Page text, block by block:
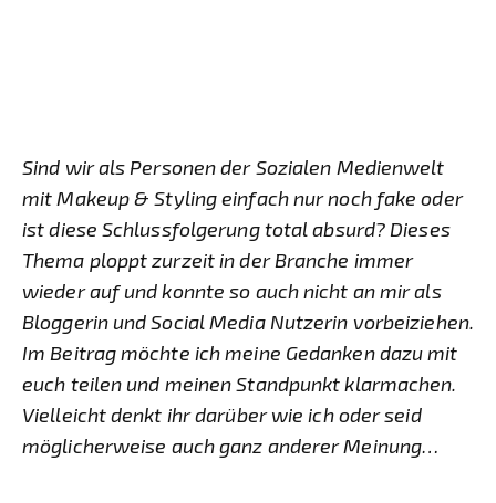
Sind wir als Personen der Sozialen Medienwelt
mit Makeup & Styling einfach nur noch fake oder
ist diese Schlussfolgerung total absurd? Dieses
Thema ploppt zurzeit in der Branche immer
wieder auf und konnte so auch nicht an mir als
Bloggerin und Social Media Nutzerin vorbeiziehen.
Im Beitrag möchte ich meine Gedanken dazu mit
euch teilen und meinen Standpunkt klarmachen.
Vielleicht denkt ihr darüber wie ich oder seid
möglicherweise auch ganz anderer Meinung…